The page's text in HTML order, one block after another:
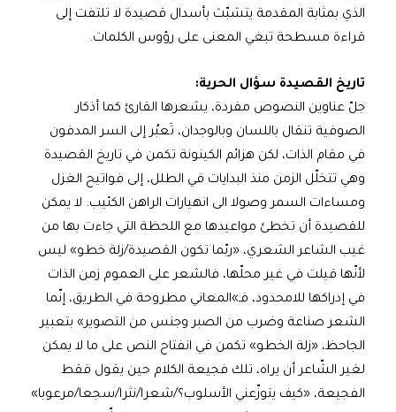
الذي بمثابة المقدمة يتشبّث بأسدال قصيدة لا تلتفت إلى
قراءة مسطحة تبغي المعنى على رؤوس الكلمات.
تاريخ القصيدة سؤال الحرية:
جلّ عناوين النصوص مفردة، يشعرها القارئ كما أذكار
الصوفية تنقال باللسان وبالوجدان، تَعبُر إلى السر المدفون
في مقام الذات، لكن هزائم الكينونة تكمن في تاريخ القصيدة
وهي تتخلّل الزمن منذ البدايات في الطلل، إلى فواتيح الغزل
ومساءات السمر وصولا الى انهيارات الراهن الكئيب. لا يمكن
للقصيدة أن تخطئ مواعيدها مع اللحظة التي جاءت بها من
غيب الشاعر الشعري، «ربّما تكون القصيدة/زلة خطو» ليس
لأنّها قيلت في غير محلّها، فالشعر على العموم زمن الذات
في إدراكها للامحدود، فـ»المعاني مطروحة في الطريق، إنّما
الشعر صناعة وضرب من الصبر وجنس من التصوير» بتعبير
الجاحظ، «زلة الخطو» تكمن في انفتاح النص على ما لا يمكن
لغير الشّاعر أن يراه، تلك فجيعة الكلام حين يقول فقط
الفجيعة، «كيف يتوزّعني الأسلوب؟/شعرا/نثرا/سجعا/مرعوبا»